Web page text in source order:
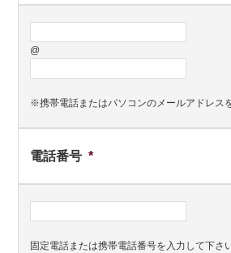
@
※携帯電話またはパソコンのメールアドレス
電話番号 *
固定電話または携帯電話番号を入力して下さい